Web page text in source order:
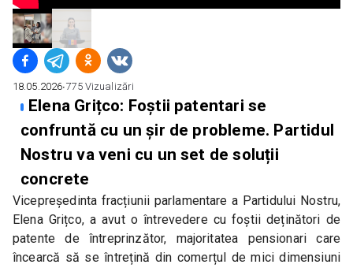
Elena Grițco: Foștii patentari se
confruntă cu un șir de probleme. Partidul
Nostru va veni cu un set de soluții
concrete
18.05.2026∙775 Vizualizări
Vicepreședinta fracțiunii parlamentare a Partidului Nostru,
Elena Grițco, a avut o întrevedere cu foștii deținători de
patente de întreprinzător, majoritatea pensionari care
încearcă să se întrețină din comerțul de mici dimensiuni